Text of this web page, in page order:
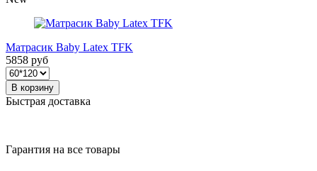
Матрасик Baby Latex TFK
5858 руб
В корзину
Быстрая доставка
Гарантия на все товары